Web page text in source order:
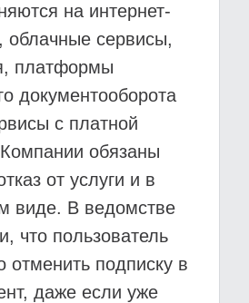
на интернет-
облачные сервисы,
платформы
документооборота
с платной
обязаны
от услуги и в
виде. В ведомстве
что пользователь
отменить подписку в
даже если уже